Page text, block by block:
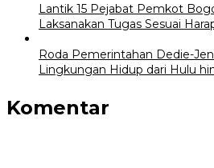
Lantik 15 Pejabat Pemkot
Laksanakan Tugas Sesuai
Roda Pemerintahan Dedie-
Lingkungan Hidup dari Hulu
Komentar